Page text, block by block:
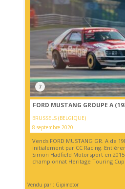
7
FORD MUSTANG GROUPE A
BRUSSELS (BELGIQUE)
8 septembre 2020
Vends FORD MUSTANG GR. A de
initialement par CC Racing.
Simon Hadfield Motorsport en
championnat Heritage Touring Cup
Vendu par : Gipimotor